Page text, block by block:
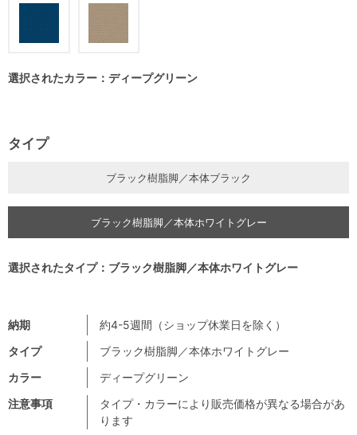
注意事項
タイプ・カラーにより販売価格が異なる場合があ
ります
納期
約4-5週間（ショップ休業日を除く）
タイプ
ブラック樹脂脚／本体ホワイトグレー
カラー
ディープグリーン
選択されたカラー：ディープグリーン
タイプ
ブラック樹脂脚／本体ブラック
ブラック樹脂脚／本体ホワイトグレー
選択されたタイプ：ブラック樹脂脚／本体ホワイトグレー